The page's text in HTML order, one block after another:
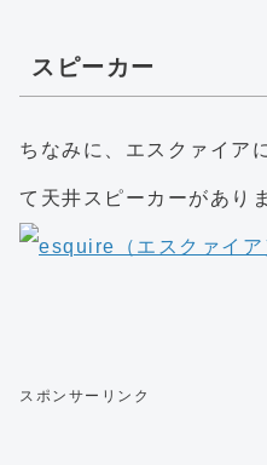
スピーカー
ちなみに、エスクァイア
て天井スピーカーがあり
スポンサーリンク